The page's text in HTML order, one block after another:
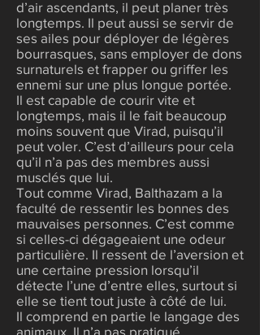
d’air ascendants, il peut planer très
longtemps. Il peut aussi se servir de
ses ailes pour déployer de légères
bourrasques, sans employer de dons
surnaturels et frapper ou griffer les
ennemi sur une plus longue portée.
Il est capable de courir vite et
longtemps, mais il le fait beaucoup
moins souvent que Virad, puisqu’il
peut voler. C’est d’ailleurs pour cela
qu’il n’a pas des membres aussi
musclés que lui.
Tout comme Virad, Balthazam a la
faculté de ressentir les bonnes des
mauvaises personnes. C’est comme
si celles-ci dégageaient une odeur
particulière. Il ressent de l’aversion et
une certaine pression lorsqu’il
détecte l’une d’entre elles, surtout si
elle se tient tout juste à côté de lui.
Il comprend en partie le langage des
animaux. Il n’a pas pratiqué